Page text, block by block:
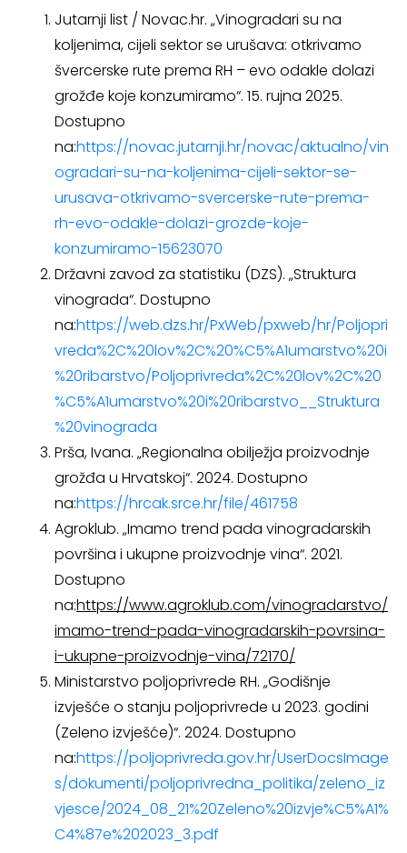
Jutarnji list / Novac.hr. „Vinogradari su na
koljenima, cijeli sektor se urušava: otkrivamo
švercerske rute prema RH – evo odakle dolazi
grožđe koje konzumiramo“. 15. rujna 2025.
Dostupno
na:https://novac.jutarnji.hr/novac/aktualno/vin
ogradari-su-na-koljenima-cijeli-sektor-se-
urusava-otkrivamo-svercerske-rute-prema-
rh-evo-odakle-dolazi-grozde-koje-
konzumiramo-15623070
Državni zavod za statistiku (DZS). „Struktura
vinograda“. Dostupno
na:https://web.dzs.hr/PxWeb/pxweb/hr/Poljopri
vreda%2C%20lov%2C%20%C5%A1umarstvo%20i
%20ribarstvo/Poljoprivreda%2C%20lov%2C%20
%C5%A1umarstvo%20i%20ribarstvo__Struktura
%20vinograda
Prša, Ivana. „Regionalna obilježja proizvodnje
grožđa u Hrvatskoj“. 2024. Dostupno
na:https://hrcak.srce.hr/file/461758
Agroklub. „Imamo trend pada vinogradarskih
površina i ukupne proizvodnje vina“. 2021.
Dostupno
na:https://www.agroklub.com/vinogradarstvo/
imamo-trend-pada-vinogradarskih-povrsina-
i-ukupne-proizvodnje-vina/72170/
Ministarstvo poljoprivrede RH. „Godišnje
izvješće o stanju poljoprivrede u 2023. godini
(Zeleno izvješće)“. 2024. Dostupno
na:https://poljoprivreda.gov.hr/UserDocsImage
s/dokumenti/poljoprivredna_politika/zeleno_iz
vjesce/2024_08_21%20Zeleno%20izvje%C5%A1%
C4%87e%202023_3.pdf